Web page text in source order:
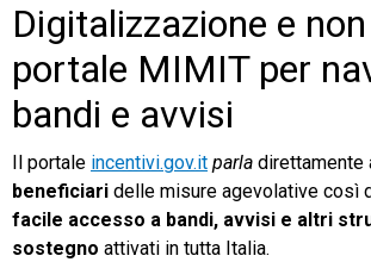
Digitalizzazione e
portale MIMIT per
bandi e avvisi
Il portale incentivi.gov.it parla direttamente
beneficiari delle misure agevolative così
facile accesso a bandi, avvisi e altri
sostegno attivati in tutta Italia.